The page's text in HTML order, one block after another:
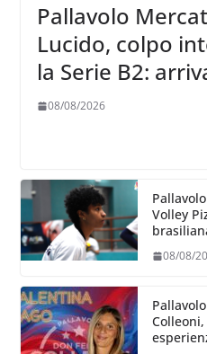
Pallavolo
Lucido, colpo
la Serie B2:
schiacciatrice
08/08/2026
Volley
08/08/